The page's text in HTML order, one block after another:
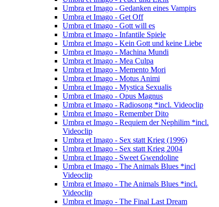
Umbra et Imago - Gedanken eines Vampirs
Umbra et Imago - Get Off
Umbra et Imago - Gott will es
Umbra et Imago - Infantile Spiele
Umbra et Imago - Kein Gott und keine Liebe
Umbra et Imago - Machina Mundi
Umbra et Imago - Mea Culpa
Umbra et Imago - Memento Mori
Umbra et Imago - Motus Animi
Umbra et Imago - Mystica Sexualis
Umbra et Imago - Opus Magnus
Umbra et Imago - Radiosong *incl. Videoclip
Umbra et Imago - Remember Dito
Umbra et Imago - Requiem der Nephilim *incl.
Videoclip
Umbra et Imago - Sex statt Krieg (1996)
Umbra et Imago - Sex statt Krieg 2004
Umbra et Imago - Sweet Gwendoline
Umbra et Imago - The Animals Blues *incl
Videoclip
Umbra et Imago - The Animals Blues *incl.
Videoclip
Umbra et Imago - The Final Last Dream